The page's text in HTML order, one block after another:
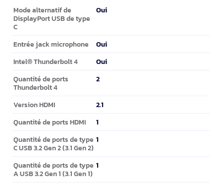
Connectivité
Mode alternatif de
DisplayPort USB de type
C
Oui
Entrée jack microphone Oui
Intel® Thunderbolt 4 Oui
Quantité de ports
Thunderbolt 4
2
Version HDMI 2.1
Quantité de ports HDMI 1
Quantité de ports de type
C USB 3.2 Gen 2 (3.1 Gen 2)
1
Quantité de ports de type
A USB 3.2 Gen 1 (3.1 Gen 1)
1